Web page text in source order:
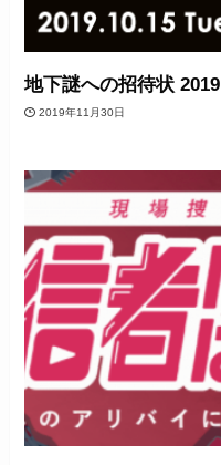
地下謎への招待状 2019
2019年11月30日